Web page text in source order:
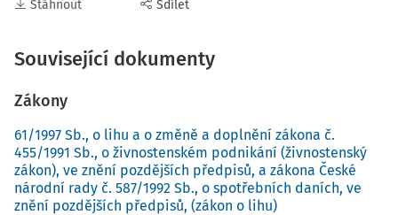
Stáhnout Sdílet
Související dokumenty
Zákony
61/1997 Sb., o lihu a o změně a doplnění zákona č.
455/1991 Sb., o živnostenském podnikání (živnostenský
zákon), ve znění pozdějších předpisů, a zákona České
národní rady č. 587/1992 Sb., o spotřebních daních, ve
znění pozdějších předpisů, (zákon o lihu)